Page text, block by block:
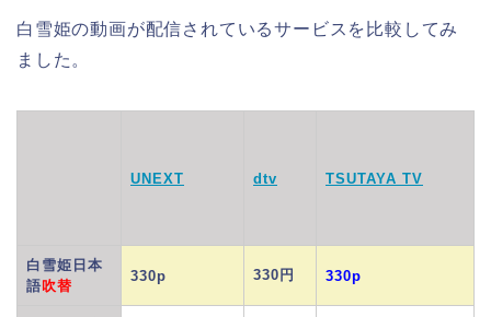
白雪姫の動画が配信されているサービスを比較してみ
ました。
UNEXT dtv TSUTAYA TV
白雪姫日本
語吹替
330p 330円 330p